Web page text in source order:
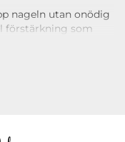
nageln utan onödig
förstärkning som